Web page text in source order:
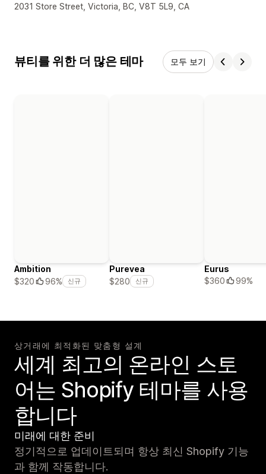
디자이너 연락처 세부 정보
2031 Store Street, Victoria, BC, V8T 5L9, CA
뷰티를 위한 더 많은 테마 모두 보기
Ambition
$320
96% 신규
Purevea
$280
신규
Eurus
$360
99%
상거래에 최적화된 맞춤형 설계
세계 최고의 온라인 스토
어는 Shopify 테마를 사용
합니다
미래에 대한 준비
정기적으로 업데이트되며 항상 최신 Shopify 기능
과 함께 작동합니다.